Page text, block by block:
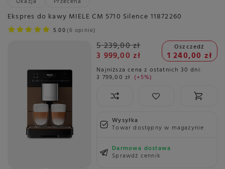
Ekspres do kawy MIELE CM 5710 Silence 11872260
5.00 6 opinie
5 239,00 zł
3 999,00 zł
Oszczedź
1 240,00 zł
Najniższa cena z ostatnich 30 dni:
3 799,00 zł +5%
Wysyłka
Towar dostępny w magazynie
Darmowa dostawa
Sprawdź cennik